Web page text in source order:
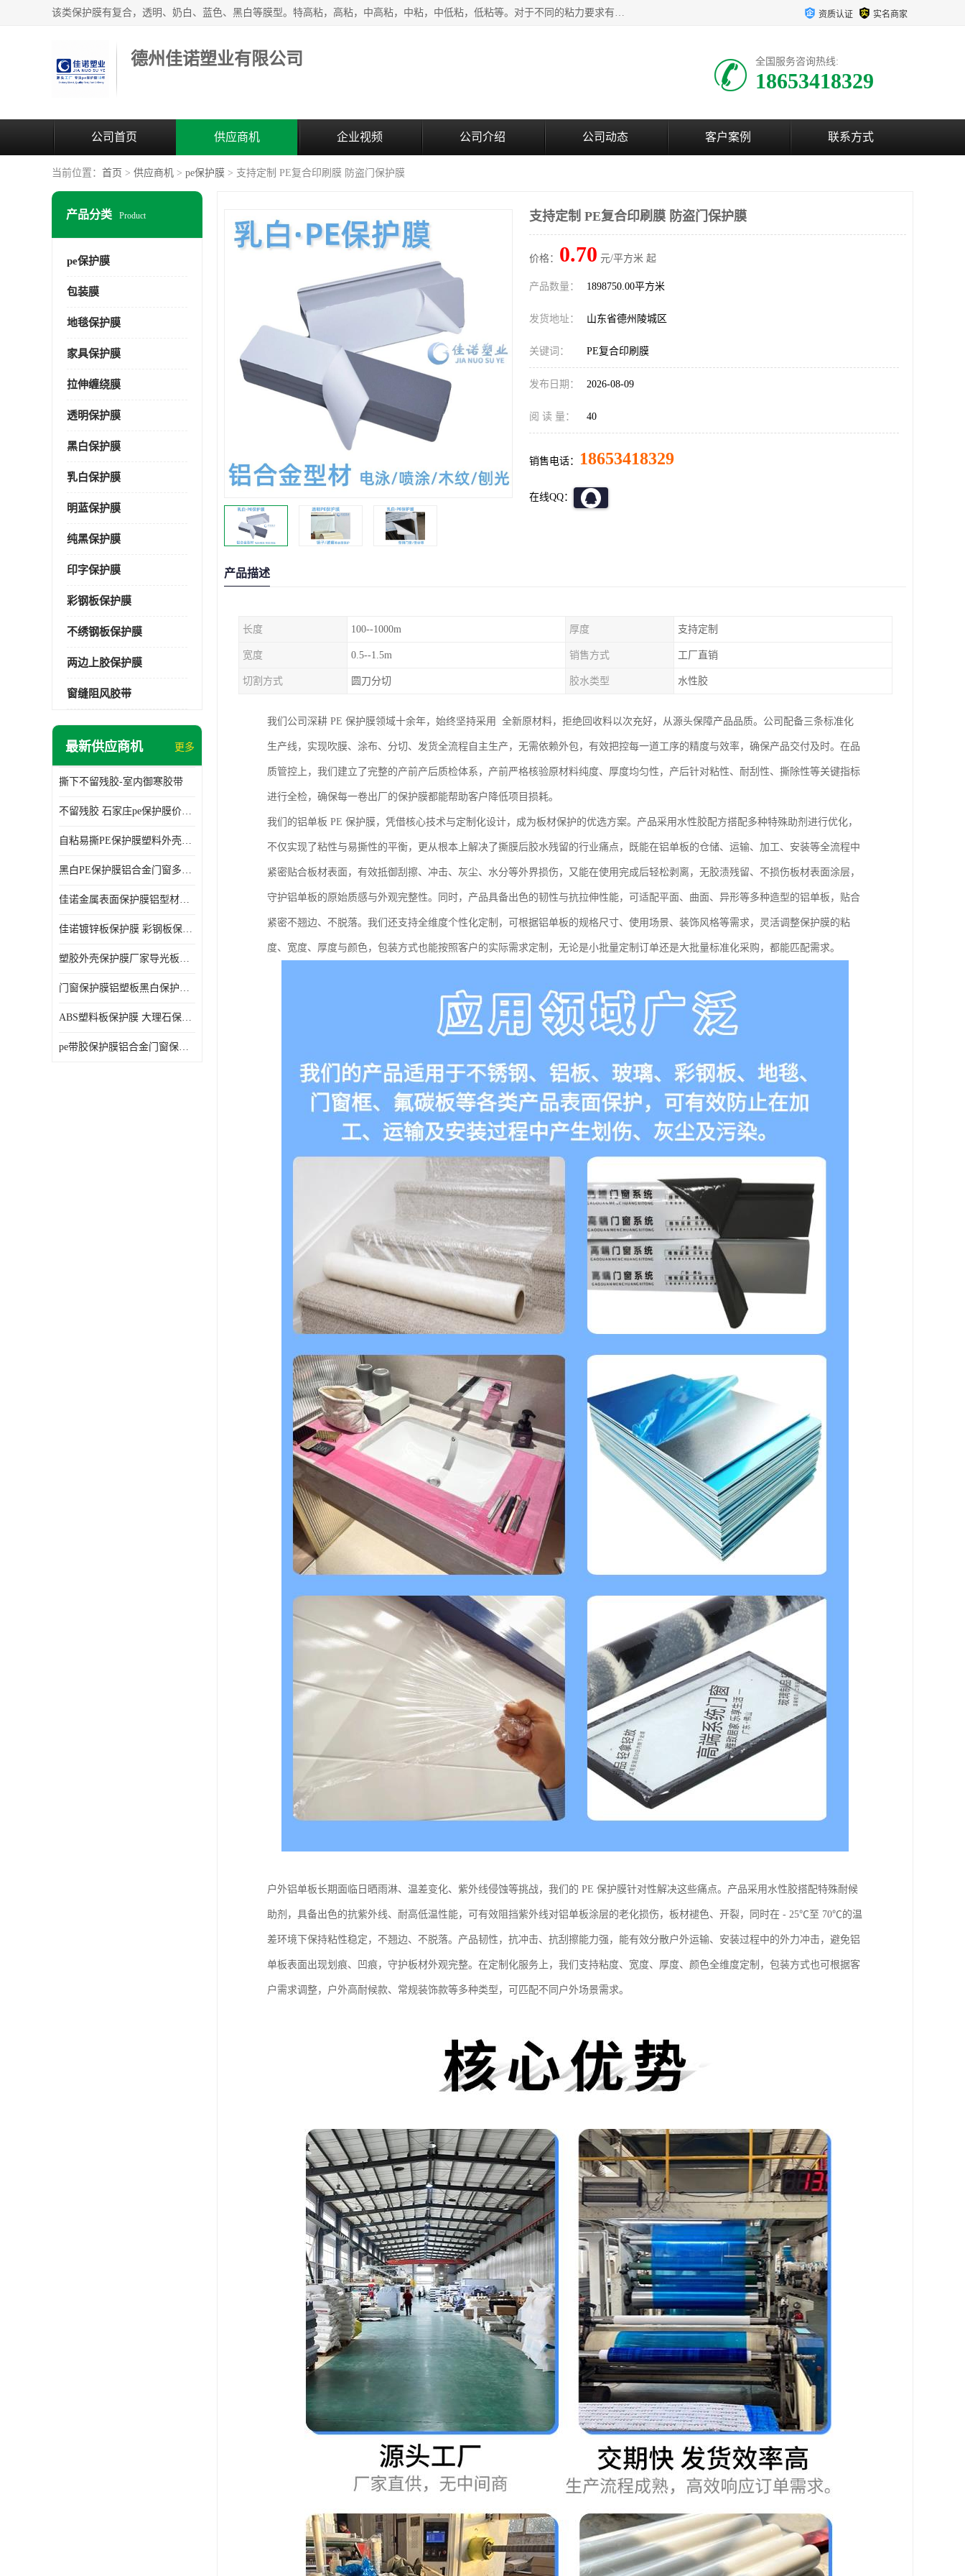
该类保护膜有复合，透明、奶白、蓝色、黑白等膜型。特高粘，高粘，中高粘，中粘，中低粘，低粘等。对于不同的粘力要求有相应的产品相适配。无胶渍残留污染。在较宽的收卷幅度下平整无皱纹，收卷长度大，利于机械化及自动化施工粘贴。为您的产品提供的表面保护解决方案。 产品广泛适用于：铝材、不锈钢、金属、塑料、电子、家电、家具、玻璃、化工材料、装饰材料等。 资质认证 实名商家
德州佳诺塑业有限公司 全国服务咨询热线:
18653418329
公司首页 供应商机 企业视频 公司介绍 公司动态 客户案例 联系方式
当前位置： 首页 > 供应商机 > pe保护膜 > 支持定制 PE复合印刷膜 防盗门保护膜
产品分类 Product
pe保护膜
包装膜
地毯保护膜
家具保护膜
拉伸缠绕膜
透明保护膜
黑白保护膜
乳白保护膜
明蓝保护膜
纯黑保护膜
印字保护膜
彩钢板保护膜
不绣钢板保护膜
两边上胶保护膜
窗缝阻风胶带
最新供应商机 更多
撕下不留残胶-室内御寒胶带
不留残胶 石家庄pe保护膜价格 塑料薄膜
自粘易撕PE保护膜塑料外壳导光板亚克力板膜操作方便
黑白PE保护膜铝合金门窗多种颜色支持定制生产
佳诺金属表面保护膜铝型材保护膜不留残胶铝合金窗框保护胶带
佳诺镀锌板保护膜 彩钢板保护pe保护膜
塑胶外壳保护膜厂家导光板保护膜 铝单板保护膜胶带易撕不留胶
门窗保护膜铝塑板黑白保护膜外墙保温板保护膜
ABS塑料板保护膜 大理石保护膜 缠鱼竿保护膜
pe带胶保护膜铝合金门窗保护不锈钢板保护膜大理石建筑材料保护
支持定制 PE复合印刷膜 防盗门保护膜
价格： 0.70 元/平方米 起
产品数量： 1898750.00平方米
发货地址： 山东省德州陵城区
关键词： PE复合印刷膜
发布日期： 2026-08-09
阅 读 量： 40
销售电话： 18653418329
在线QQ：
产品描述
长度 100--1000m 厚度 支持定制
宽度 0.5--1.5m 销售方式 工厂直销
切割方式 圆刀分切 胶水类型 水性胶
我们公司深耕 PE 保护膜领域十余年，始终坚持采用 全新原材料，拒绝回收料以次充好，从源头保障产品品质。公司配备三条标准化
生产线，实现吹膜、涂布、分切、发货全流程自主生产，无需依赖外包，有效把控每一道工序的精度与效率，确保产品交付及时。在品
质管控上，我们建立了完整的产前产后质检体系，产前严格核验原材料纯度、厚度均匀性，产后针对粘性、耐刮性、撕除性等关键指标
进行全检，确保每一卷出厂的保护膜都能帮助客户降低项目损耗。
我们的铝单板 PE 保护膜，凭借核心技术与定制化设计，成为板材保护的优选方案。产品采用水性胶配方搭配多种特殊助剂进行优化，
不仅实现了粘性与易撕性的平衡，更从根本上解决了撕膜后胶水残留的行业痛点，既能在铝单板的仓储、运输、加工、安装等全流程中
紧密贴合板材表面，有效抵御刮擦、冲击、灰尘、水分等外界损伤，又能在使用完成后轻松剥离，无胶渍残留、不损伤板材表面涂层，
守护铝单板的原始质感与外观完整性。同时，产品具备出色的韧性与抗拉伸性能，可适配平面、曲面、异形等多种造型的铝单板，贴合
紧密不翘边、不脱落。我们还支持全维度个性化定制，可根据铝单板的规格尺寸、使用场景、装饰风格等需求，灵活调整保护膜的粘
度、宽度、厚度与颜色，包装方式也能按照客户的实际需求定制，无论是小批量定制订单还是大批量标准化采购，都能匹配需求。
户外铝单板长期面临日晒雨淋、温差变化、紫外线侵蚀等挑战，我们的 PE 保护膜针对性解决这些痛点。产品采用水性胶搭配特殊耐候
助剂，具备出色的抗紫外线、耐高低温性能，可有效阻挡紫外线对铝单板涂层的老化损伤，板材褪色、开裂，同时在 - 25℃至 70℃的温
差环境下保持粘性稳定，不翘边、不脱落。产品韧性，抗冲击、抗刮擦能力强，能有效分散户外运输、安装过程中的外力冲击，避免铝
单板表面出现划痕、凹痕，守护板材外观完整。在定制化服务上，我们支持粘度、宽度、厚度、颜色全维度定制，包装方式也可根据客
户需求调整，户外高耐候款、常规装饰款等多种类型，可匹配不同户外场景需求。